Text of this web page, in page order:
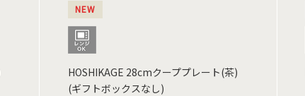
NEW
HOSHIKAGE 28cmクーププレート(茶)
(ギフトボックスなし)